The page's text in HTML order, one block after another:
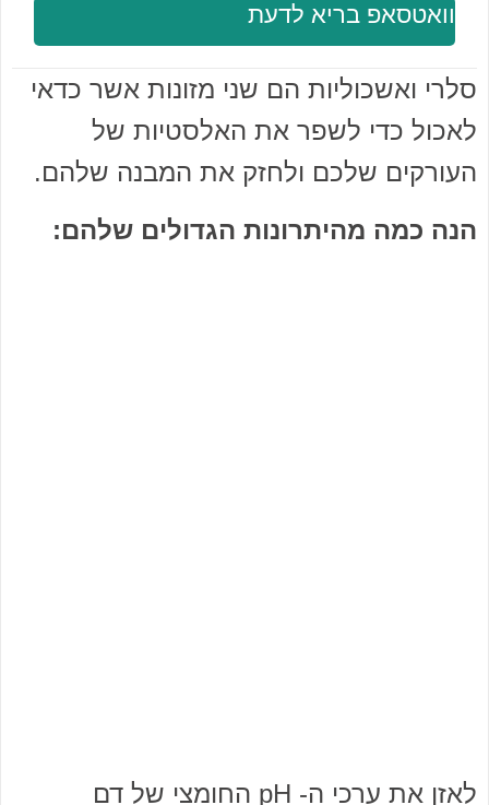
וואטסאפ בריא לדעת
סלרי ואשכוליות הם שני מזונות אשר כדאי
לאכול כדי לשפר את האלסטיות של
העורקים שלכם ולחזק את המבנה שלהם.
הנה כמה מהיתרונות הגדולים שלהם:
לאזן את ערכי ה- pH החומצי של דם